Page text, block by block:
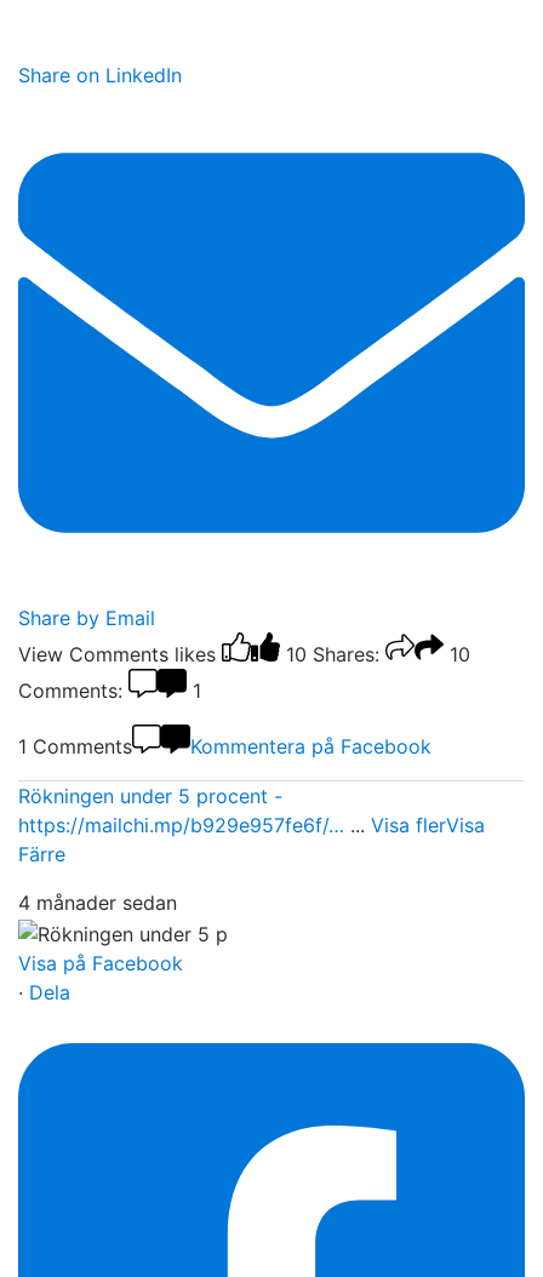
Share on LinkedIn
Share by Email
View Comments likes 10 Shares:
10
Comments:
1
1 Comments Kommentera på Facebook
Rökningen under 5 procent -
https://mailchi.mp/b929e957fe6f/… ... Visa flerVisa
Färre
4 månader sedan
Visa på Facebook
· Dela